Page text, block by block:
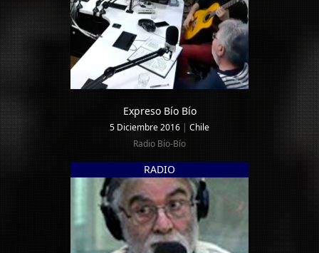
Expreso Bío Bío
5 Diciembre 2016 | Chile
Radio Bío-Bío
RADIO